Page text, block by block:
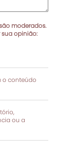
moderados.
sua opinião:
o conteúdo
ou a